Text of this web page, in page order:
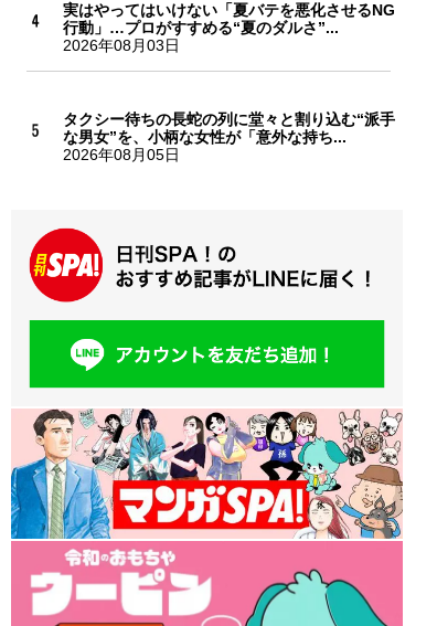
実はやってはいけない「夏バテを悪化させるNG
行動」…プロがすすめる“夏のダルさ”...
2026年08月03日
タクシー待ちの長蛇の列に堂々と割り込む“派手
な男女”を、小柄な女性が「意外な持ち...
2026年08月05日